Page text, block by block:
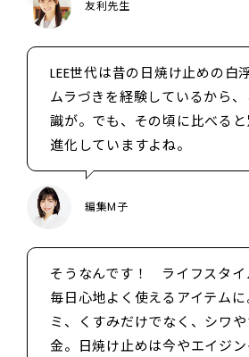
友利先生
LEE世代は昔の日焼け止めの白
ムラづきを経験しているから
識が。でも、その頃に比べる
進化していますよね。
編集M子
そうなんです！ ライフスタイ
毎日心地よく使えるアイテム
ミ、くすみだけでなく、シワ
金。日焼け止めは今やエイジ